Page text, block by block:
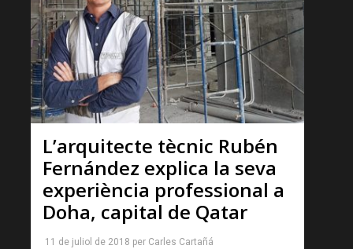
L’arquitecte tècnic Rubén
Fernández explica la seva
experiència professional a
Doha, capital de Qatar
11 de juliol de 2018 per Carles Cartañá